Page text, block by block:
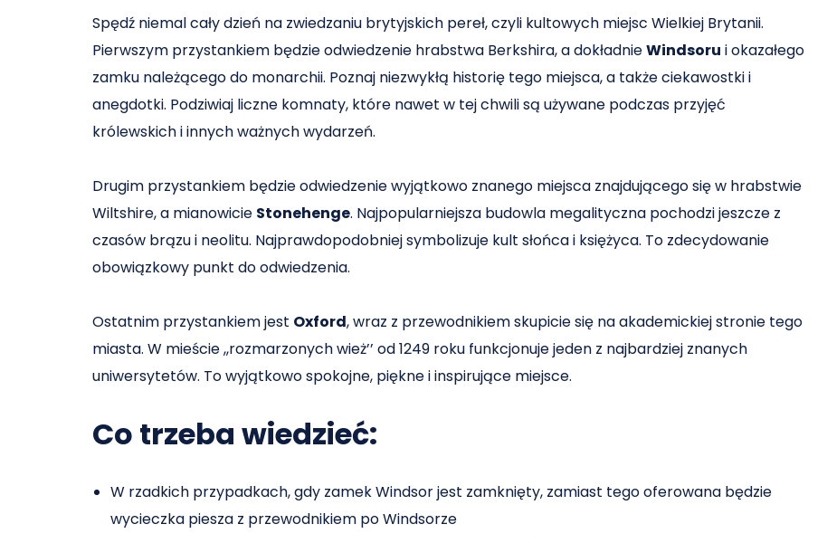
Spędź niemal cały dzień na zwiedzaniu brytyjskich pereł, czyli kultowych miejsc Wielkiej Brytanii.
Pierwszym przystankiem będzie odwiedzenie hrabstwa Berkshira, a dokładnieWindsoru i okazałego
zamku należącego do monarchii. Poznaj niezwykłą historię tego miejsca, a także ciekawostki i
anegdotki. Podziwiaj liczne komnaty, które nawet w tej chwili są używane podczas przyjęć
królewskich i innych ważnych wydarzeń.
Drugim przystankiem będzie odwiedzenie wyjątkowo znanego miejsca znajdującego się w hrabstwie
Wiltshire, a mianowicie Stonehenge. Najpopularniejsza budowla megalityczna pochodzi jeszcze z
czasów brązu i neolitu. Najprawdopodobniej symbolizuje kult słońca i księżyca. To zdecydowanie
obowiązkowy punkt do odwiedzenia.
Ostatnim przystankiem jest Oxford, wraz z przewodnikiem skupicie się na akademickiej stronie tego
miasta. W mieście ,,rozmarzonych wież’’ od 1249 roku funkcjonuje jeden z najbardziej znanych
uniwersytetów. To wyjątkowo spokojne, piękne i inspirujące miejsce.
Co trzeba wiedzieć:
W rzadkich przypadkach, gdy zamek Windsor jest zamknięty, zamiast tego oferowana będzie
wycieczka piesza z przewodnikiem po Windsorze